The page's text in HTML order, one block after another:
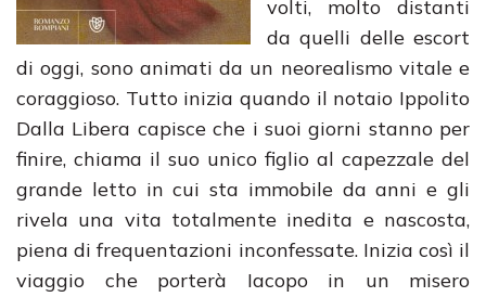
volti, molto distanti
da quelli delle escort
di oggi, sono animati da un neorealismo vitale e
coraggioso. Tutto inizia quando il notaio Ippolito
Dalla Libera capisce che i suoi giorni stanno per
finire, chiama il suo unico figlio al capezzale del
grande letto in cui sta immobile da anni e gli
rivela una vita totalmente inedita e nascosta,
piena di frequentazioni inconfessate. Inizia così il
viaggio che porterà Iacopo in un misero